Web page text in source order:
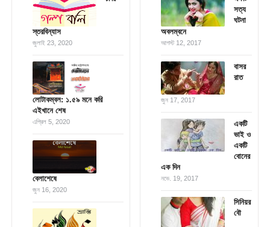
স্তরবিন্যাস
জুলাই 23, 2020
লোটাকম্বল: ১.৫৯ মনে করি
এইখানে শেষ
এপ্রিল 5, 2020
বেলাশেষে
জুন 16, 2020
সত্য
ঘটনা
অবলম্বনে
আগস্ট 12, 2017
বাসর
রাত
জুন 17, 2017
একটি
ভাই ও
একটি
বোনের
এক দিন
নভে. 19, 2017
সিনিয়র
বৌ